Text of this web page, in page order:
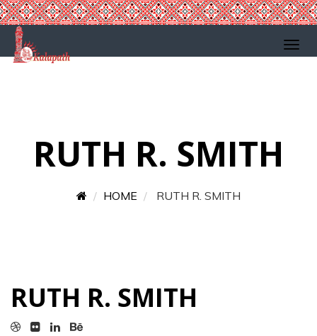
RUTH R. SMITH
HOME RUTH R. SMITH
RUTH R. SMITH